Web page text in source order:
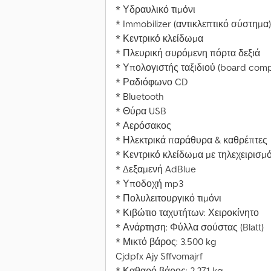
* Υδραυλικό τιμόνι
* Immobilizer (αντικλεπτικό σύστημα)
* Κεντρικό κλείδωμα
* Πλευρική συρόμενη πόρτα δεξιά
* Υπολογιστής ταξιδιού (board
* Ραδιόφωνο CD
* Bluetooth
* Θύρα USB
* Αερόσακος
* Ηλεκτρικά παράθυρα & καθρέπτες
* Κεντρικό κλείδωμα με
* Δεξαμενή AdBlue
* Υποδοχή mp3
* Πολυλειτουργικό τιμόνι
* Κιβώτιο ταχυτήτων: Χειροκίνητο
* Ανάρτηση: Φύλλα σούστας (Blatt)
* Μικτό βάρος: 3.500 kg
Cjdpfx Ajy Sffvomajrf